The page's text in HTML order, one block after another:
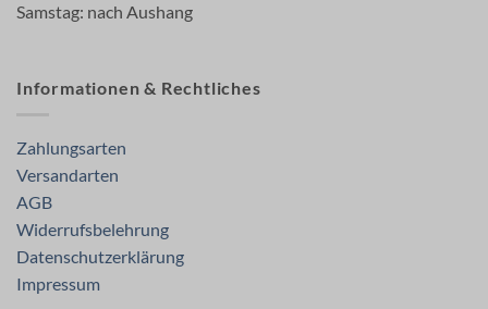
Samstag: nach Aushang
Informationen & Rechtliches
Zahlungsarten
Versandarten
AGB
Widerrufsbelehrung
Datenschutzerklärung
Impressum